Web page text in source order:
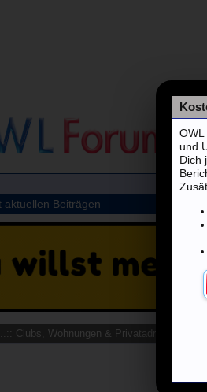
..:: Clubs, Wohnungen & Privatadressen ::..
aktuellen Beiträgen
und
Dich